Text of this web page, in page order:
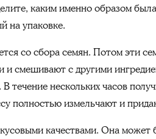
каким именно образом
на упаковке.
со сбора семян. Потом эти
и смешивают с другими
течение нескольких часов
полностью измельчают и
качествами. Она